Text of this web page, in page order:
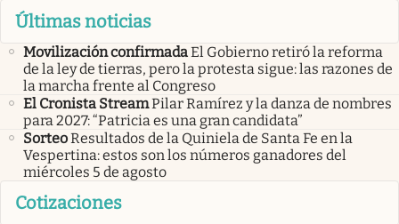
Últimas noticias
Movilización confirmadaEl Gobierno retiró la reforma
de la ley de tierras, pero la protesta sigue: las razones de
la marcha frente al Congreso
El Cronista StreamPilar Ramírez y la danza de nombres
para 2027: “Patricia es una gran candidata”
SorteoResultados de la Quiniela de Santa Fe en la
Vespertina: estos son los números ganadores del
miércoles 5 de agosto
Cotizaciones